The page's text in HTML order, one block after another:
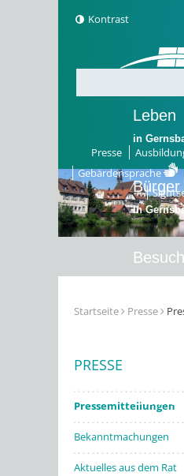
Kontrast
Presse
Gebärdensprache
Leben
in
Bürger
in
Startseite Presse
PRESSE
Pressemitteilungen
Bekanntmachungen
Aktuelles aus dem Rat